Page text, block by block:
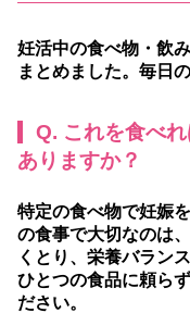
妊活中の食べ物・飲
まとめました。毎日
Q. これを食べ
ありますか？
特定の食べ物で妊娠
の食事で大切なのは
くとり、栄養バラン
ひとつの食品に頼ら
ださい。